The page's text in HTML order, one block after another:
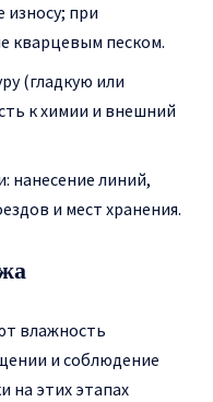
износу; при
кварцевым песком.
(гладкую или
к химии и внешний
нанесение линий,
и мест хранения.
влажность
и соблюдение
на этих этапах